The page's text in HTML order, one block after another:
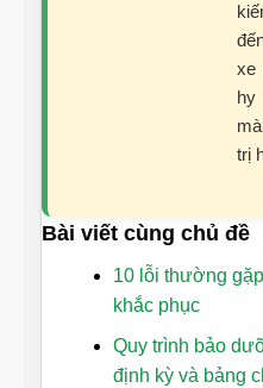
xe
hy
trị
Bài viết cùng chủ đề
10 lỗi thường
khắc phục
Quy trình bảo
định kỳ và bảng